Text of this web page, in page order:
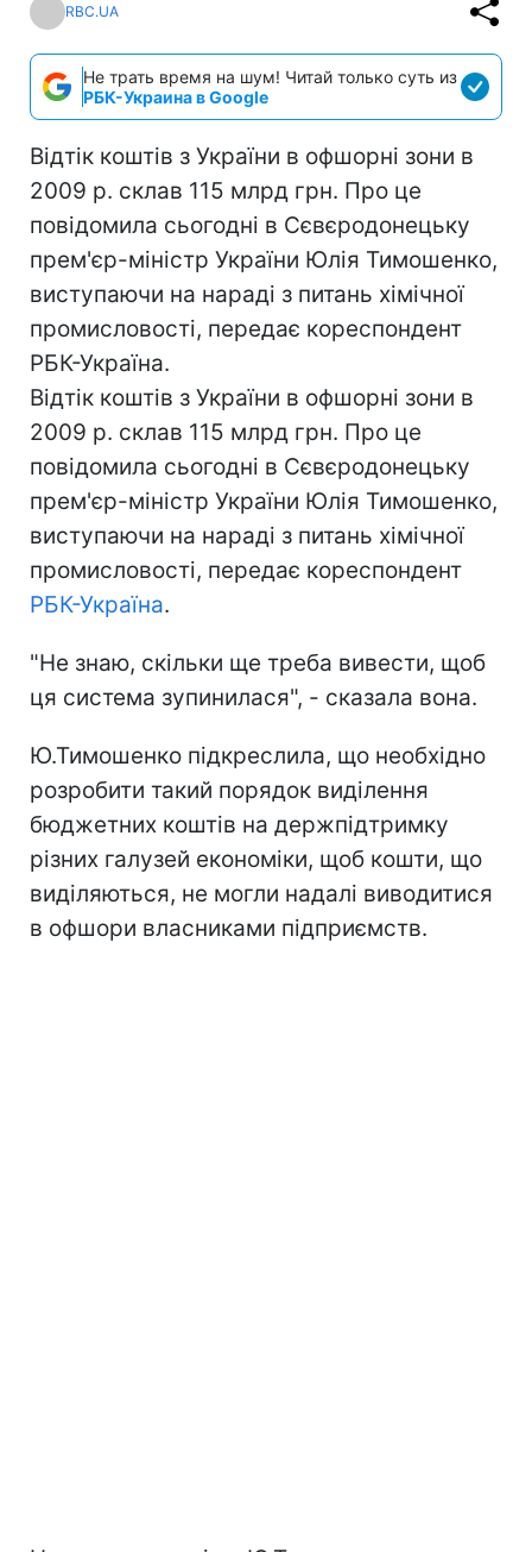
RBC.UA
Не трать время на шум! Читай только суть из
РБК-Украина в Google
Відтік коштів з України в офшорні зони в
2009 р. склав 115 млрд грн. Про це
повідомила сьогодні в Сєвєродонецьку
прем'єр-міністр України Юлія Тимошенко,
виступаючи на нараді з питань хімічної
промисловості, передає кореспондент
РБК-Україна.
Відтік коштів з України в офшорні зони в
2009 р. склав 115 млрд грн. Про це
повідомила сьогодні в Сєвєродонецьку
прем'єр-міністр України Юлія Тимошенко,
виступаючи на нараді з питань хімічної
промисловості, передає кореспондент
РБК-Україна.
"Не знаю, скільки ще треба вивести, щоб
ця система зупинилася", - сказала вона.
Ю.Тимошенко підкреслила, що необхідно
розробити такий порядок виділення
бюджетних коштів на держпідтримку
різних галузей економіки, щоб кошти, що
виділяються, не могли надалі виводитися
в офшори власниками підприємств.